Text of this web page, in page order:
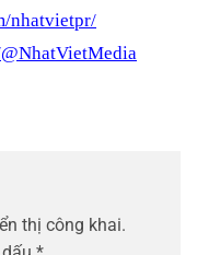
nhatvietpr/
thị công khai.